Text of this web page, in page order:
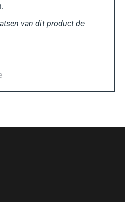
van dit product de